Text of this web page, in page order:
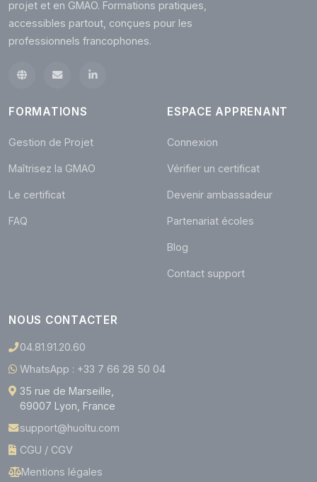
projet et en GMAO. Formations pratiques,
accessibles partout, conçues pour les
professionnels francophones.
FORMATIONS
Gestion de Projet
Maîtrisez la GMAO
Le certificat
FAQ
ESPACE APPRENANT
Connexion
Vérifier un certificat
Devenir ambassadeur
Partenariat écoles
Blog
Contact support
NOUS CONTACTER
04.81.91.20.60
WhatsApp : +33 7 66 28 50 04
35 rue de Marseille,
69007 Lyon, France
support@huoltu.com
CGU / CGV
Mentions légales